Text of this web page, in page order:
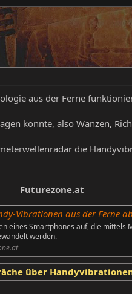
aus der Ferne
konnte, also Wanzen,
die
Futurezone.at
Vibrationen aus der Ferne ab
eines Smartphones auf, die mittels
werden.
über